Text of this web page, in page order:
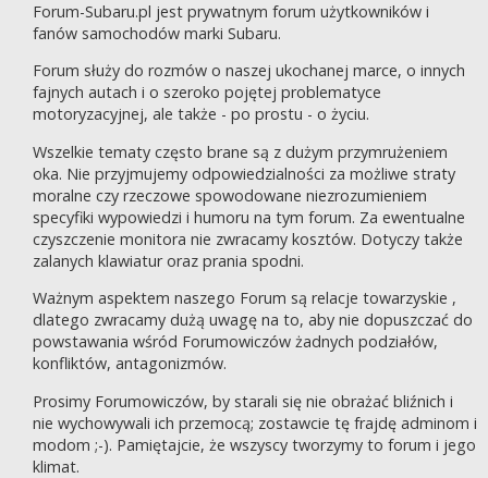
Forum-Subaru.pl jest prywatnym forum użytkowników i
fanów samochodów marki Subaru.
Forum służy do rozmów o naszej ukochanej marce, o innych
fajnych autach i o szeroko pojętej problematyce
motoryzacyjnej, ale także - po prostu - o życiu.
Wszelkie tematy często brane są z dużym przymrużeniem
oka. Nie przyjmujemy odpowiedzialności za możliwe straty
moralne czy rzeczowe spowodowane niezrozumieniem
specyfiki wypowiedzi i humoru na tym forum. Za ewentualne
czyszczenie monitora nie zwracamy kosztów. Dotyczy także
zalanych klawiatur oraz prania spodni.
Ważnym aspektem naszego Forum są relacje towarzyskie ,
dlatego zwracamy dużą uwagę na to, aby nie dopuszczać do
powstawania wśród Forumowiczów żadnych podziałów,
konfliktów, antagonizmów.
Prosimy Forumowiczów, by starali się nie obrażać bliźnich i
nie wychowywali ich przemocą; zostawcie tę frajdę adminom i
modom ;-). Pamiętajcie, że wszyscy tworzymy to forum i jego
klimat.